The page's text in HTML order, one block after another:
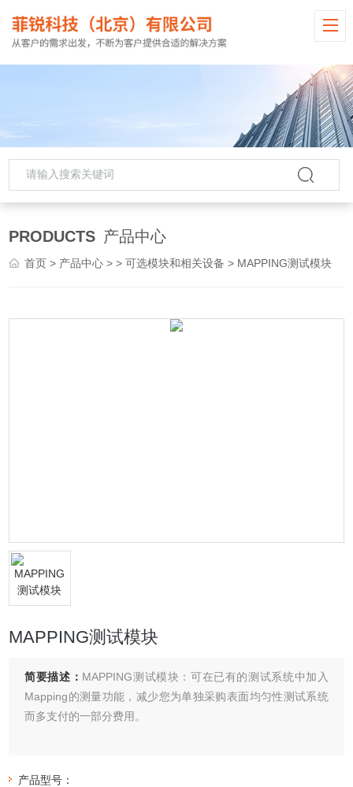
PRODUCTS 产品中心
首页 > 产品中心 > >可选模块和相关设备 > MAPPING测试模块
MAPPING测试模块
简要描述： MAPPING测试模块：可在已有的测试系统中加入
Mapping的测量功能，减少您为单独采购表面均匀性测试系统
而多支付的一部分费用。
产品型号：